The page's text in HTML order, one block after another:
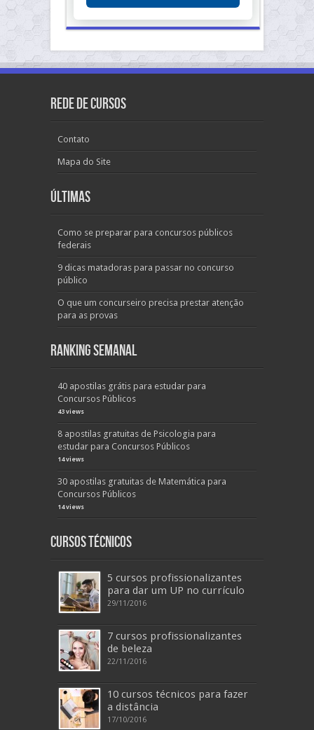
Rede de Cursos
Contato
Mapa do Site
Últimas
Como se preparar para concursos públicos
federais
9 dicas matadoras para passar no concurso
público
O que um concurseiro precisa prestar atenção
para as provas
Ranking Semanal
40 apostilas grátis para estudar para
Concursos Públicos
43 views
8 apostilas gratuitas de Psicologia para
estudar para Concursos Públicos
14 views
30 apostilas gratuitas de Matemática para
Concursos Públicos
14 views
Cursos Técnicos
5 cursos profissionalizantes
para dar um UP no currículo
29/11/2016
7 cursos profissionalizantes
de beleza
22/11/2016
10 cursos técnicos para fazer
a distância
17/10/2016